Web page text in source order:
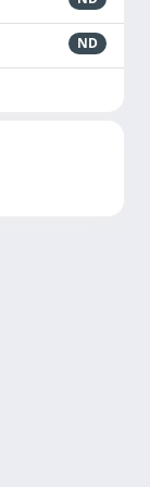
ND